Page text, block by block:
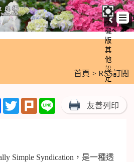
手
機
版
其
他
設
定
首頁 > RSS訂閱
FacebookTwitterPlurk Line 友善列印
Simple Syndication，是一種透